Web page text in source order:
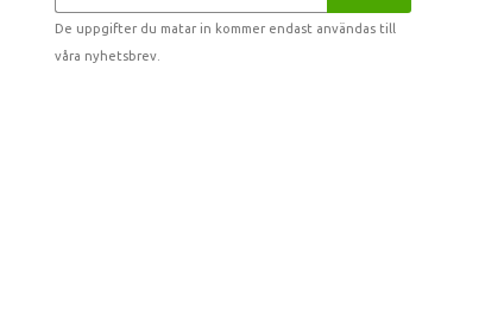
De uppgifter du matar in kommer endast användas till
våra nyhetsbrev.